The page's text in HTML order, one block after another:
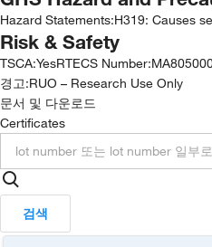
Hazard Statements:H319: Causes
Risk & Safety
TSCA:YesRTECS Number:
경고:RUO – Research Use Only
문서 및 다운로드
Certificates
검색